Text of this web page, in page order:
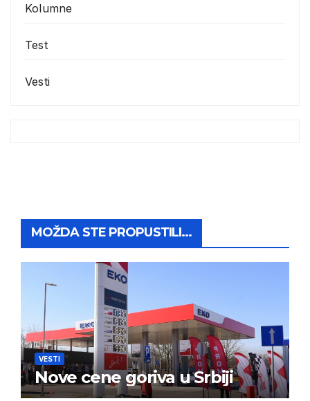
Kolumne
Test
Vesti
MOŽDA STE PROPUSTILI...
VESTI
Nove cene goriva u Srbiji